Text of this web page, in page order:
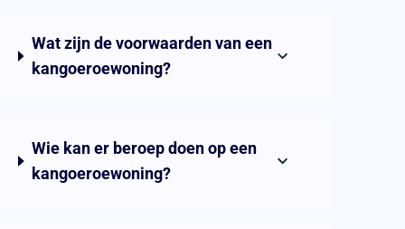
Wat zijn de voorwaarden van een
kangoeroewoning?
Wie kan er beroep doen op een
kangoeroewoning?